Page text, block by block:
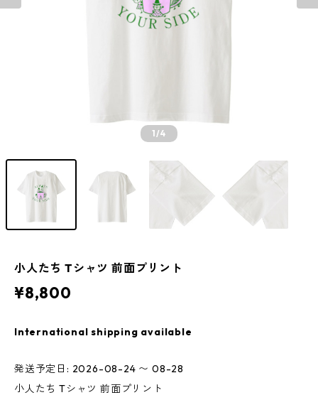
1/4
小人たち Tシャツ 前面プリント
¥8,800
International shipping available
発送予定日: 2026-08-24 〜 08-28
小人たち Tシャツ 前面プリント